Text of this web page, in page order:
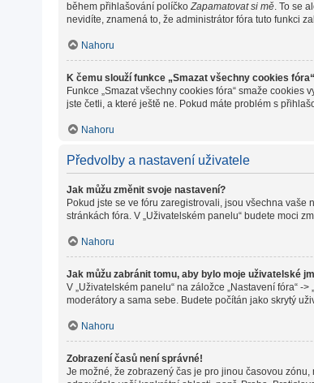
během přihlašování políčkoZapamatovat si mě. To se
nevidíte, znamená to, že administrátor fóra tuto funkci
Nahoru
K čemu slouží funkce „Smazat všechny cookies
Funkce „Smazat všechny cookies fóra“ smaže
jste četli, a které ještě ne. Pokud máte problém s
Nahoru
Předvolby a nastavení uživatele
Jak můžu změnit svoje nastavení?
Pokud jste se ve fóru zaregistrovali, jsou všechna
stránkách fóra. V „Uživatelském panelu“ budete moci
Nahoru
Jak můžu zabránit tomu, aby bylo moje uživatelské
V „Uživatelském panelu“ na záložce „Nastavení fóra“ -
moderátory a sama sebe. Budete počítán jako skrytý
Nahoru
Zobrazení časů není správné!
Je možné, že zobrazený čas je pro jinou časovou